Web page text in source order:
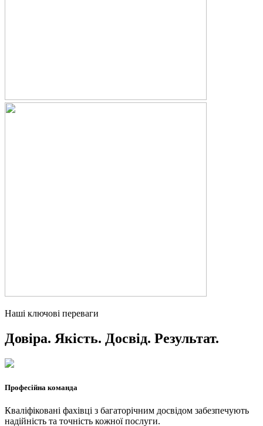
Наші ключові переваги
Довіра. Якість. Досвід. Результат.
Професійна команда
Кваліфіковані фахівці з багаторічним досвідом забезпечують
надійність та точність кожної послуги.